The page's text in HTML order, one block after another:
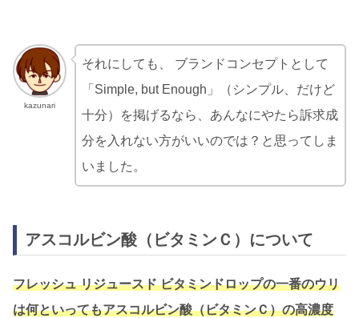
kazunari
それにしても、 ブランドコンセプトとして
「Simple, but Enough」（シンプル、だけど
十分）を掲げるなら、あんなにやたら訴求成
分を入れない方がいいのでは？と思ってしま
いました。
アスコルビン酸（ビタミンＣ）について
フレッシュ リジュースド ビタミンドロップの一番のウリ
は何といってもアスコルビン酸（ビタミンＣ）の高濃度